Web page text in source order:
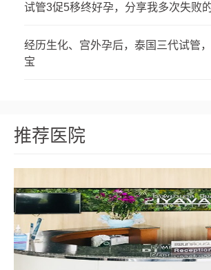
试管3促5移终好孕，分享我多次失败
经历生化、宫外孕后，泰国三代试管
宝
推荐医院